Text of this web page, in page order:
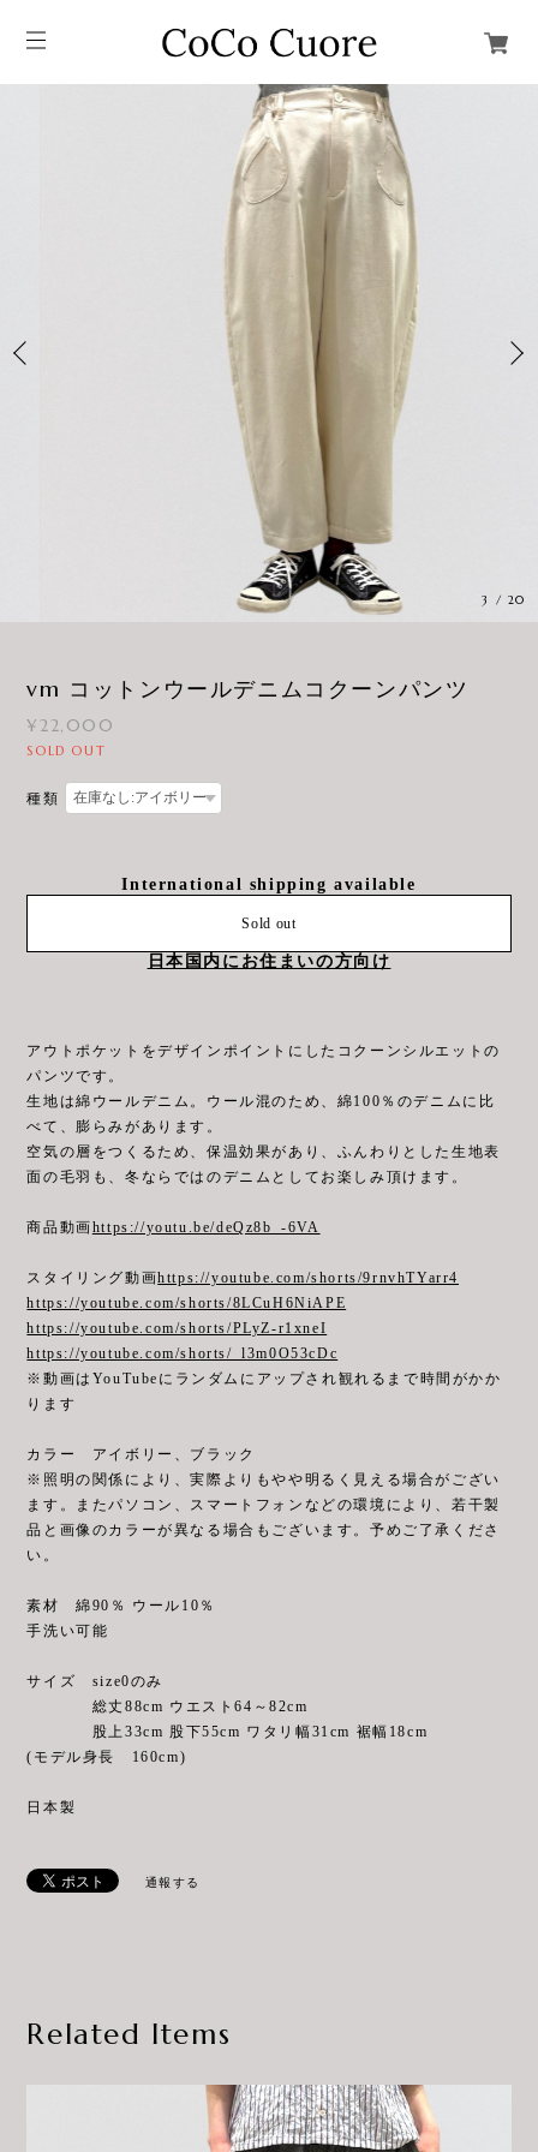
3 / 20
vm コットンウールデニムコクーンパンツ
¥22,000
SOLD OUT
種類
International shipping available
Sold out
日本国内にお住まいの方向け
アウトポケットをデザインポイントにしたコクーンシルエットの
パンツです。
生地は綿ウールデニム。ウール混のため、綿100％のデニムに比
べて、膨らみがあります。
空気の層をつくるため、保温効果があり、ふんわりとした生地表
面の毛羽も、冬ならではのデニムとしてお楽しみ頂けます。
商品動画https://youtu.be/deQz8b_-6VA
スタイリング動画https://youtube.com/shorts/9rnvhTYarr4
https://youtube.com/shorts/8LCuH6NiAPE
https://youtube.com/shorts/PLyZ-r1xneI
https://youtube.com/shorts/_l3m0O53cDc
※動画はYouTubeにランダムにアップされ観れるまで時間がかか
ります
カラー アイボリー、ブラック
※照明の関係により、実際よりもやや明るく見える場合がござい
ます。またパソコン、スマートフォンなどの環境により、若干製
品と画像のカラーが異なる場合もございます。予めご了承くださ
い。
素材 綿90％ ウール10％
手洗い可能
サイズ size0のみ
総丈88cm ウエスト64～82cm
股上33cm 股下55cm ワタリ幅31cm 裾幅18cm
(モデル身長 160cm)
日本製
通報する
Related Items